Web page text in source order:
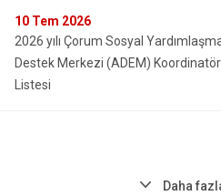
10 Tem 2026
2026 yılı Çorum Sosyal
Destek Merkezi (ADEM)
Listesi
Daha